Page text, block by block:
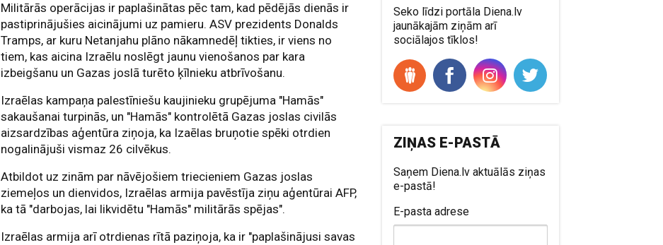
Militārās operācijas ir paplašinātas pēc tam, kad pēdējās dienās ir
pastiprinājušies aicinājumi uz pamieru. ASV prezidents Donalds
Tramps, ar kuru Netanjahu plāno nākamnedēļ tikties, ir viens no
tiem, kas aicina Izraēlu noslēgt jaunu vienošanos par kara
izbeigšanu un Gazas joslā turēto ķīlnieku atbrīvošanu.
Izraēlas kampaņa palestīniešu kaujinieku grupējuma "Hamās"
sakaušanai turpinās, un "Hamās" kontrolētā Gazas joslas civilās
aizsardzības aģentūra ziņoja, ka Izaēlas bruņotie spēki otrdien
nogalinājuši vismaz 26 cilvēkus.
Atbildot uz zinām par nāvējošiem triecieniem Gazas joslas
ziemeļos un dienvidos, Izraēlas armija pavēstīja ziņu aģentūrai AFP,
ka tā "darbojas, lai likvidētu "Hamās" militārās spējas".
Izraēlas armija arī otrdienas rītā paziņoja, ka ir "paplašinājusi savas
Seko līdzi portāla Diena.lv
jaunākajām ziņām arī
sociālajos tīklos!
ZIŅAS E-PASTĀ
Saņem Diena.lv aktuālās ziņas
e-pastā!
E-pasta adrese